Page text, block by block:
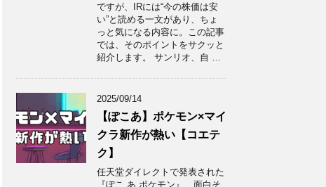
ですが、IRには“今の株価は安
い”と読める一文があり、ちょ
っと気になる内容に。この記事
では、そのポイントをサクッと
紹介します。 サンリオ、自 …
2025/09/14
【ぽこあ】ポケモン×マイ
クラ新作が熱い【コエテ
ク】
任天堂ダイレクトで発表された
『ぽこ あ ポケモン』、面白そ